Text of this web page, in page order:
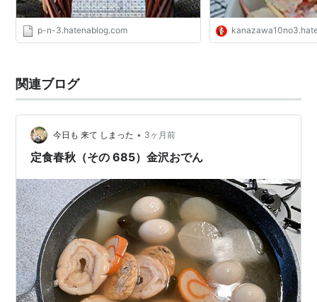
p-n-3.hatenablog.com
関連ブログ
今日も 来て しまった • 3ヶ月前
定食春秋（その 685）金沢おでん